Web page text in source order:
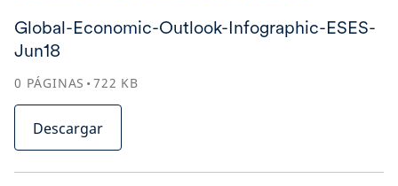
Global-Economic-Outlook-Infographic-ESES-
Jun18
0 PÁGINAS 722 KB
Descargar